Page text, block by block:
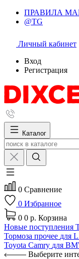
ПРАВИЛА
@TG
Личный кабинет
Вход
Регистрация
Каталог
0 Сравнение
0 Избранное
0 0 р. Корзина
Новые поступления
Тормоза прочее для
Toyota Camry для
Выберите